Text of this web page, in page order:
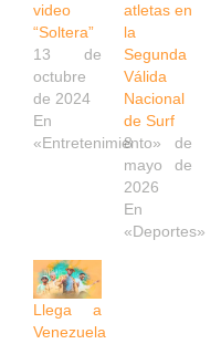
video
“Soltera”
13 de
octubre
de 2024
En
«Entretenimiento»
atletas en
la
Segunda
Válida
Nacional
de Surf
8 de
mayo de
2026
En
«Deportes»
Llega a
Venezuela